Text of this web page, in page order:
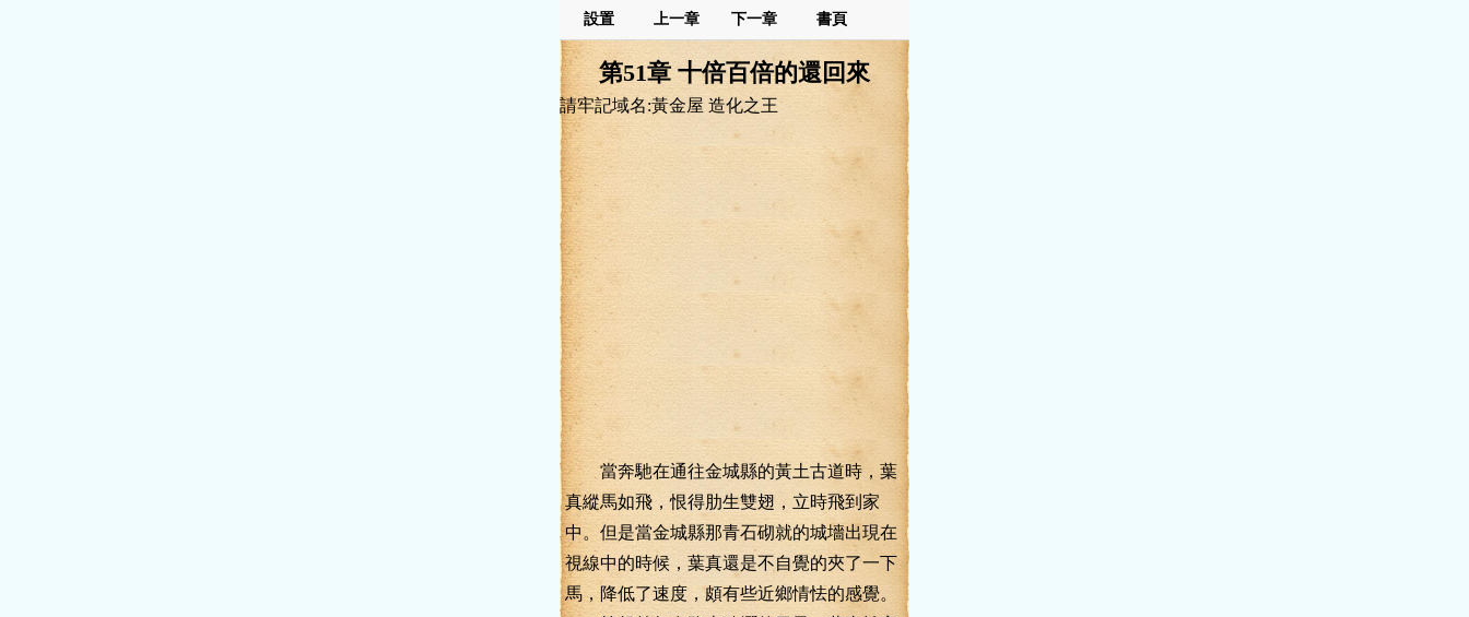
設置 上一章 下一章 書頁
第51章 十倍百倍的還回來
請牢記域名:黃金屋 造化之王
當奔馳在通往金城縣的黃土古道時，葉
真縱馬如飛，恨得肋生雙翅，立時飛到家
中。但是當金城縣那青石砌就的城墻出現在
視線中的時候，葉真還是不自覺的夾了一下
馬，降低了速度，頗有些近鄉情怯的感覺。